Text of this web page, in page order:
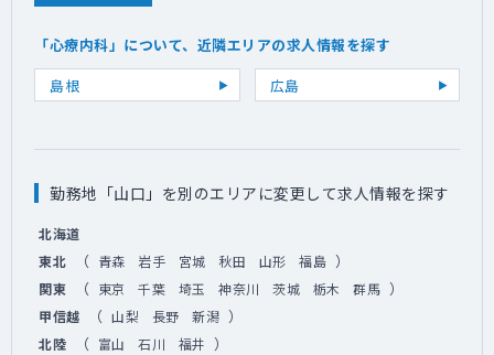
「心療内科」について、近隣エリアの求人情報を探す
島根
広島
勤務地「山口」を別のエリアに変更して求人情報を探す
北海道
東北
（ 青森 岩手 宮城 秋田 山形 福島 ）
関東 （ 東京 千葉 埼玉 神奈川 茨城 栃木 群馬 ）
甲信越 （ 山梨 長野 新潟 ）
北陸 （ 富山 石川 福井 ）